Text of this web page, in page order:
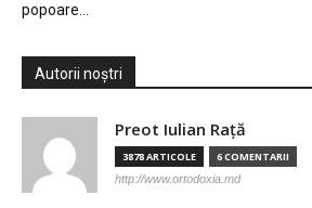
popoare…
Autorii noștri
Preot Iulian Raţă
3878 ARTICOLE 6 COMENTARII
http://www.ortodoxia.md